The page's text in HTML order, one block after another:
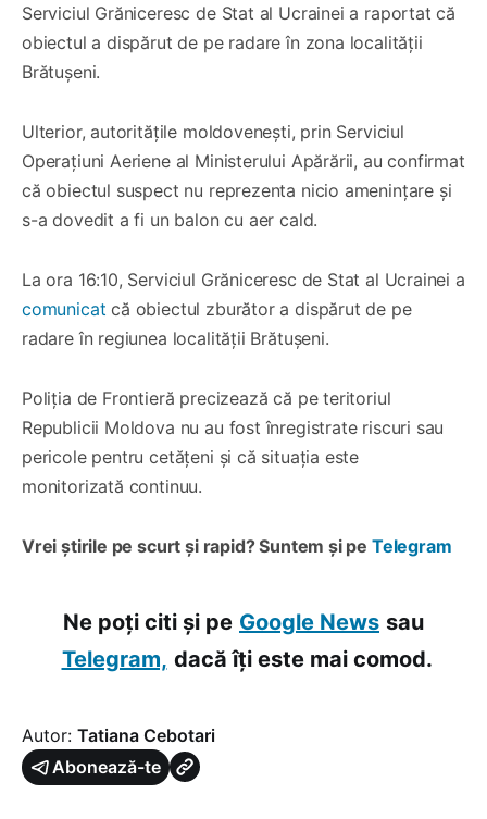
Serviciul Grăniceresc de Stat al Ucrainei a raportat că
obiectul a dispărut de pe radare în zona localității
Brătușeni.
Ulterior, autoritățile moldovenești, prin Serviciul
Operațiuni Aeriene al Ministerului Apărării, au confirmat
că obiectul suspect nu reprezenta nicio amenințare și
s-a dovedit a fi un balon cu aer cald.
La ora 16:10, Serviciul Grăniceresc de Stat al Ucrainei a
comunicat că obiectul zburător a dispărut de pe
radare în regiunea localității Brătușeni.
Poliția de Frontieră precizează că pe teritoriul
Republicii Moldova nu au fost înregistrate riscuri sau
pericole pentru cetățeni și că situația este
monitorizată continuu.
Vrei știrile pe scurt și rapid? Suntem și pe Telegram
Ne poți citi și pe Google News sau
Telegram, dacă îți este mai comod.
Autor: Tatiana Cebotari
Abonează-te